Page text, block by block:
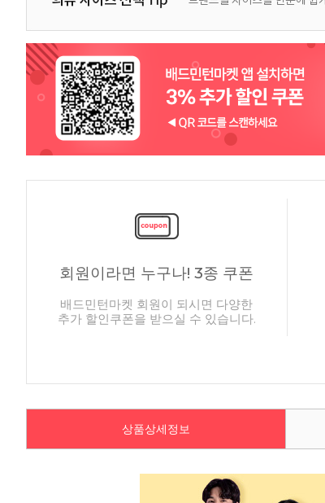
회원이라면 누구나! 3종 쿠폰
배드민턴마켓 회원이 되시면 다양한
추가 할인쿠폰을 받으실 수 있습니다.
상품상세정보